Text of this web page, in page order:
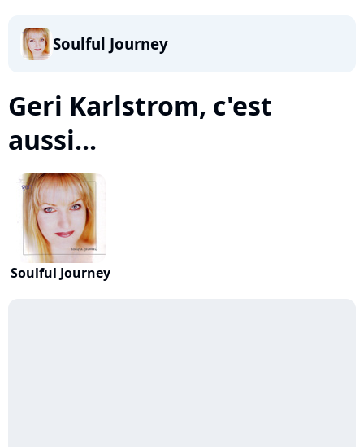
Soulful Journey
Geri Karlstrom, c'est
aussi...
Soulful Journey